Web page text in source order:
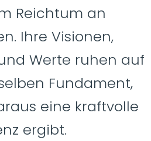
Reichtum an
Ihre Visionen,
Werte ruhen auf
Fundament,
eine kraftvolle
ergibt.